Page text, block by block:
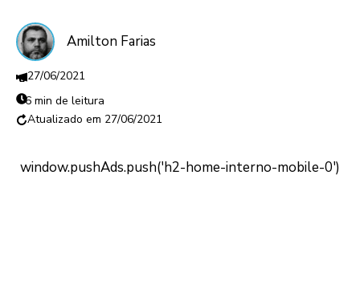
Amilton Farias
27/06/2021
6 min de leitura
27/06/2021